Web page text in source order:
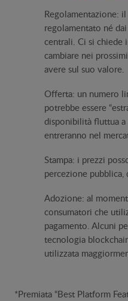
Regolamentazione:
regolamentato né
centrali. Ci si chiede
cambiare nei
avere sul suo valore.
Offerta: un numero
potrebbe essere
disponibilità fluttua a
entreranno nel
Stampa: i prezzi
percezione pubblica,
Adozione: al
consumatori che
pagamento. Alcuni
tecnologia
utilizzata
​*Premiata “Best Platform